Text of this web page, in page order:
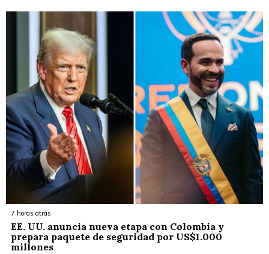
7 horas atrás
EE. UU. anuncia nueva etapa con Colombia y
prepara paquete de seguridad por US$1.000
millones